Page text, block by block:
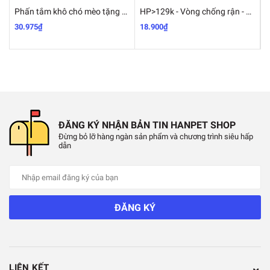
Phấn tắm khô chó mèo tặng kèm 1 găng tay nhựa tắm thú cưng FAY KITTY & FAY PUPPY
30.975₫
HP>129k - Vòng chống rận - 19k chống ve bọ chét 4 tháng cho chó mèo
18.900₫
ĐĂNG KÝ NHẬN BẢN TIN HANPET SHOP
Đừng bỏ lỡ hàng ngàn sản phẩm và chương trình siêu hấp
dẫn
ĐĂNG KÝ
LIÊN KẾT